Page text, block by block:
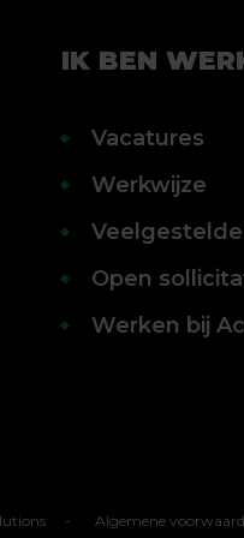
IK BEN
Vacatures
Werkwijze
Open
Werken bij
- Algemene